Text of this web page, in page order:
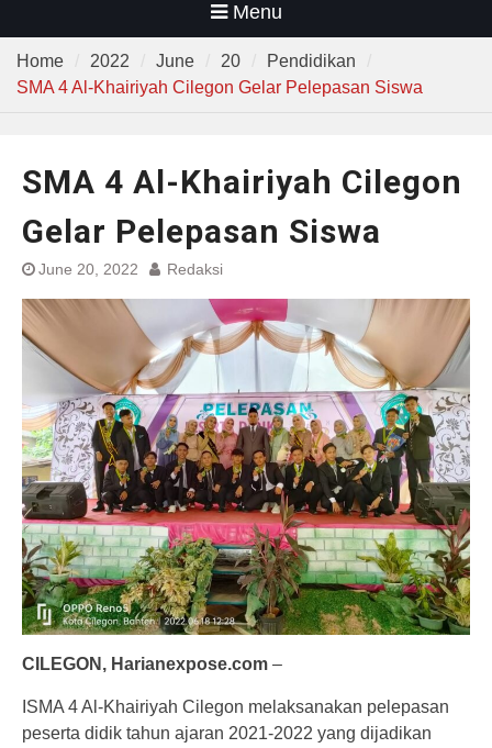
Menu
Home 2022 June 20
Pendidikan
SMA 4 Al-Khairiyah Cilegon Gelar Pelepasan Siswa
SMA 4 Al-Khairiyah Cilegon
Gelar Pelepasan Siswa
June 20, 2022 Redaksi
CILEGON, Harianexpose.com –
ISMA 4 Al-Khairiyah Cilegon melaksanakan pelepasan
peserta didik tahun ajaran 2021-2022 yang dijadikan